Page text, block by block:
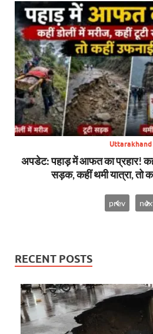
Uttarakhand
अपडेट: पहाड़ में आफत का प्रहार!
सड़क, कहीं थमी यात्रा, तो
prev
RECENT POSTS